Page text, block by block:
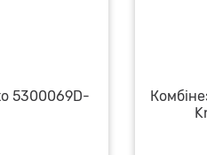
5300069D-